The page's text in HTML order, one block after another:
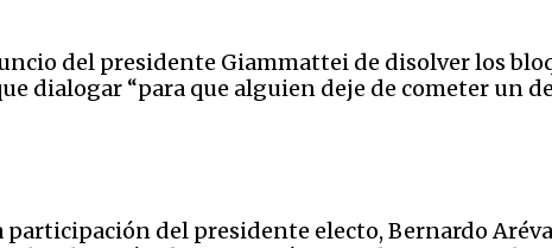
del presidente Giammattei de disolver los
dialogar “para que alguien deje de cometer un
participación del presidente electo, Bernardo